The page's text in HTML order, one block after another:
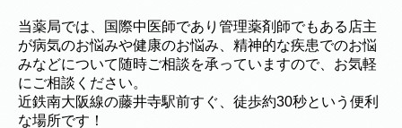
当薬局では、国際中医師であり管理薬剤師でもある店主
が病気のお悩みや健康のお悩み、精神的な疾患でのお悩
みなどについて随時ご相談を承っていますので、お気軽
にご相談ください。
近鉄南大阪線の藤井寺駅前すぐ、徒歩約30秒という便利
な場所です！